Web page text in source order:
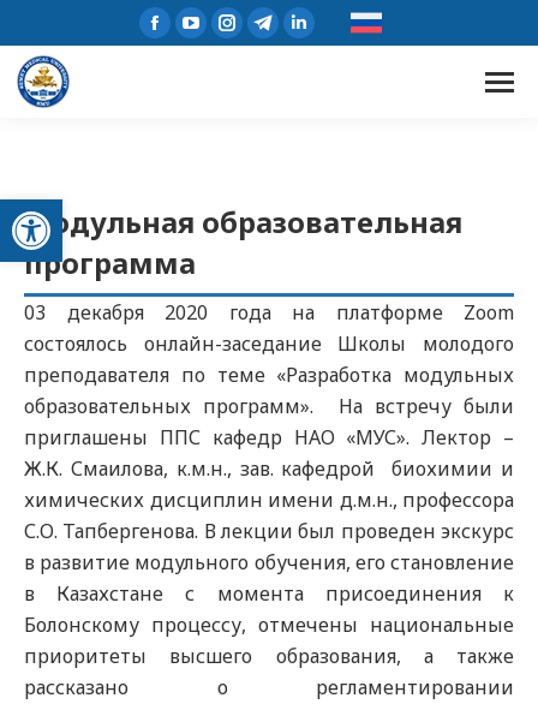
Открыть панель инструментов
Модульная образовательная
программа
03 декабря 2020 года на платформе Zoom
состоялось онлайн-заседание Школы молодого
преподавателя по теме «Разработка модульных
образовательных программ». На встречу были
приглашены ППС кафедр НАО «МУС». Лектор –
Ж.К. Смаилова, к.м.н., зав. кафедрой биохимии и
химических дисциплин имени д.м.н., профессора
С.О. Тапбергенова. В лекции был проведен экскурс
в развитие модульного обучения, его становление
в Казахстане с момента присоединения к
Болонскому процессу, отмечены национальные
приоритеты высшего образования, а также
рассказано о регламентировании